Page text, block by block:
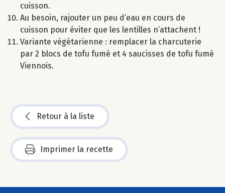
cuisson.
Au besoin, rajouter un peu d’eau en cours de
cuisson pour éviter que les lentilles n’attachent !
Variante végétarienne : remplacer la charcuterie
par 2 blocs de tofu fumé et 4 saucisses de tofu fumé
Viennois.
Retour à la liste
Imprimer la recette